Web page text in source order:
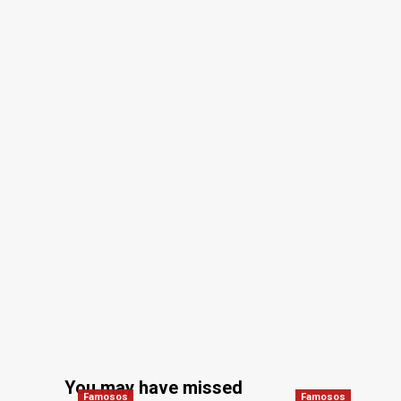
You may have missed
Famosos Famosos